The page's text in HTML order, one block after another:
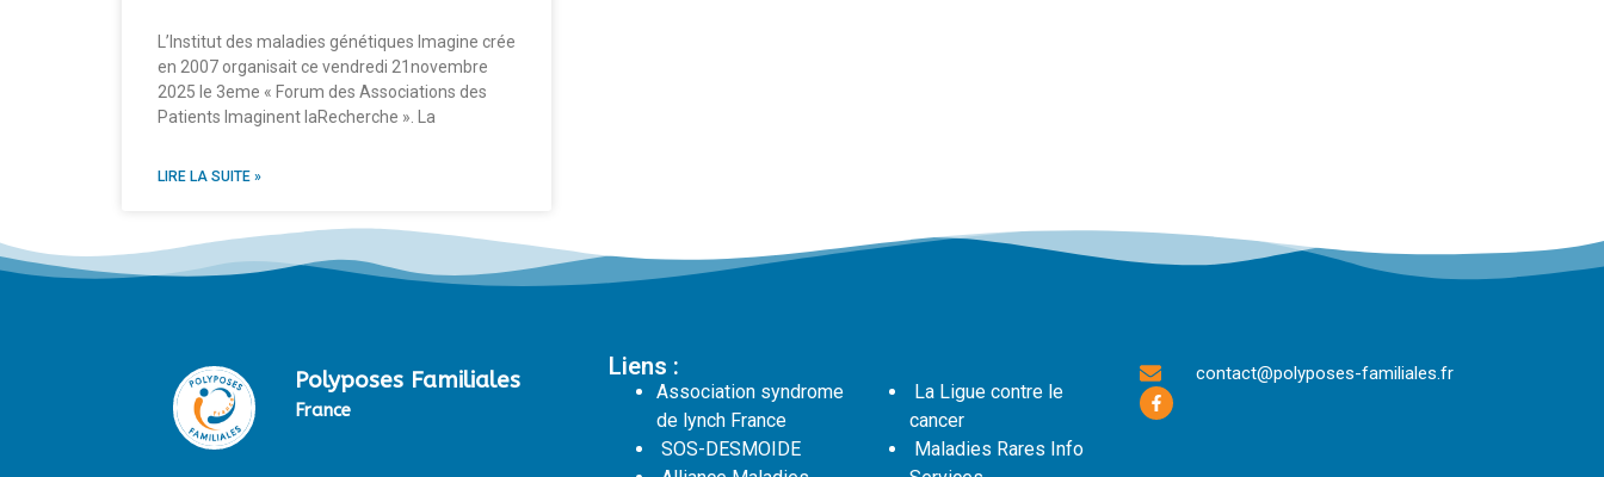
L’Institut des maladies génétiques Imagine crée
en 2007 organisait ce vendredi 21novembre
2025 le 3eme « Forum des Associations des
Patients Imaginent laRecherche ». La
LIRE LA SUITE »
Polyposes Familiales
France
Liens :
Association syndrome
de lynch France
SOS-DESMOIDE
La Ligue contre le
cancer
Maladies Rares Info
contact@polyposes-familiales.fr